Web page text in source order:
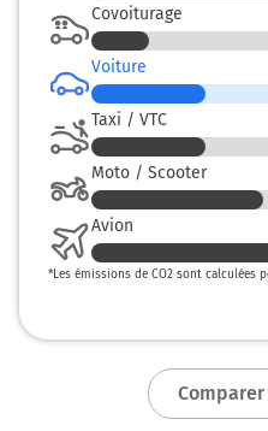
Covoiturage
Voiture
Taxi / VTC
Moto / Scooter
Avion
*Les émissions de CO2 sont calculées